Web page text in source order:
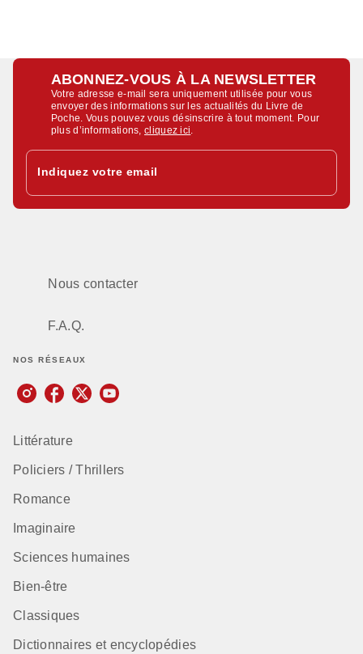
ABONNEZ-VOUS À LA NEWSLETTER
Votre adresse e-mail sera uniquement utilisée pour vous
envoyer des informations sur les actualités du Livre de
Poche. Vous pouvez vous désinscrire à tout moment. Pour
plus d’informations,cliquez ici
Indiquez votre email
Nous contacter
F.A.Q.
NOS RÉSEAUX
Littérature
Policiers / Thrillers
Romance
Imaginaire
Sciences humaines
Bien-être
Classiques
Dictionnaires et encyclopédies